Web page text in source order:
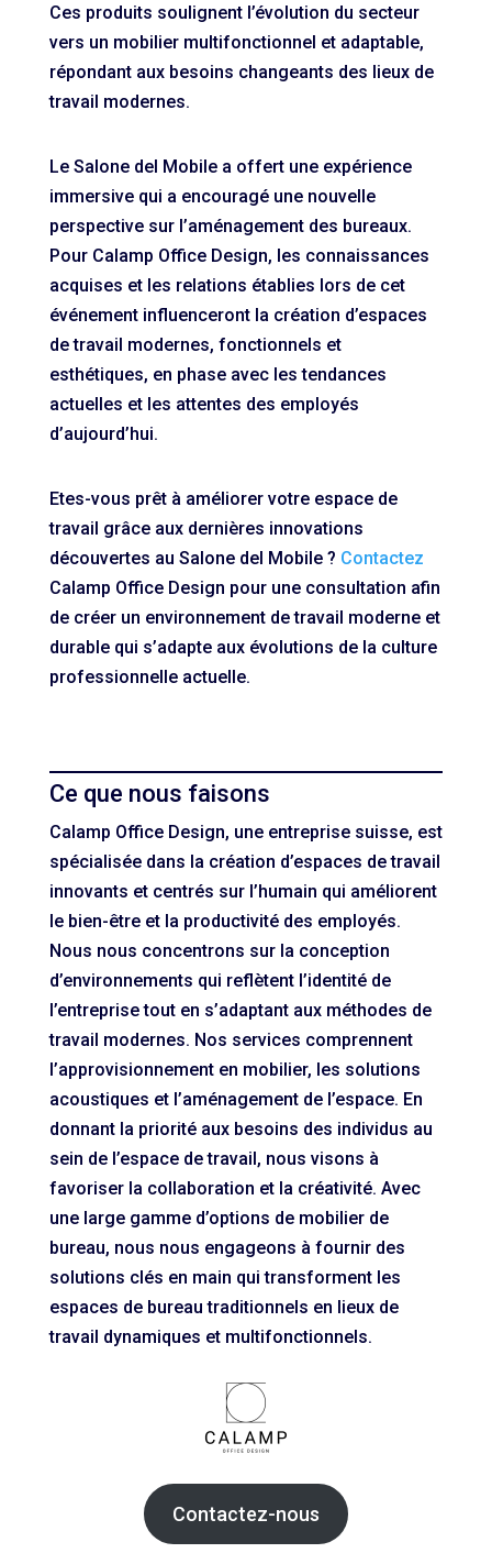
Ces produits soulignent l’évolution du secteur
vers un mobilier multifonctionnel et adaptable,
répondant aux besoins changeants des lieux de
travail modernes.
Le Salone del Mobile a offert une expérience
immersive qui a encouragé une nouvelle
perspective sur l’aménagement des bureaux.
Pour Calamp Office Design, les connaissances
acquises et les relations établies lors de cet
événement influenceront la création d’espaces
de travail modernes, fonctionnels et
esthétiques, en phase avec les tendances
actuelles et les attentes des employés
d’aujourd’hui.
Etes-vous prêt à améliorer votre espace de
travail grâce aux dernières innovations
découvertes au Salone del Mobile ? Contactez
Calamp Office Design pour une consultation afin
de créer un environnement de travail moderne et
durable qui s’adapte aux évolutions de la culture
professionnelle actuelle.
Ce que nous faisons
Calamp Office Design, une entreprise suisse, est
spécialisée dans la création d’espaces de travail
innovants et centrés sur l’humain qui améliorent
le bien-être et la productivité des employés.
Nous nous concentrons sur la conception
d’environnements qui reflètent l’identité de
l’entreprise tout en s’adaptant aux méthodes de
travail modernes. Nos services comprennent
l’approvisionnement en mobilier, les solutions
acoustiques et l’aménagement de l’espace. En
donnant la priorité aux besoins des individus au
sein de l’espace de travail, nous visons à
favoriser la collaboration et la créativité. Avec
une large gamme d’options de mobilier de
bureau, nous nous engageons à fournir des
solutions clés en main qui transforment les
espaces de bureau traditionnels en lieux de
travail dynamiques et multifonctionnels.
Contactez-nous